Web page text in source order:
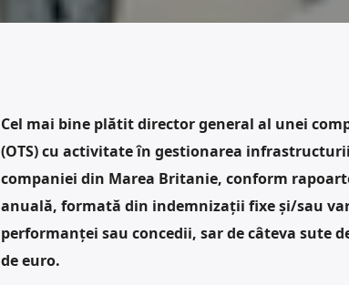
Cel mai bine plătit director general al unei
(OTS) cu activitate în gestionarea
companiei din Marea Britanie, conform
anuală, formată din indemnizații fixe și/sau
performanței sau concedii, sar de câteva sute
de euro.